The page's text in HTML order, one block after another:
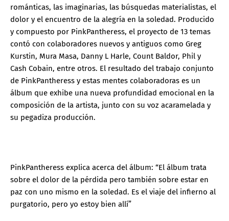
románticas, las imaginarias, las búsquedas materialistas, el
dolor y el encuentro de la alegría en la soledad. Producido
y compuesto por PinkPantheress, el proyecto de 13 temas
contó con colaboradores nuevos y antiguos como Greg
Kurstin, Mura Masa, Danny L Harle, Count Baldor, Phil y
Cash Cobain, entre otros. El resultado del trabajo conjunto
de PinkPantheress y estas mentes colaboradoras es un
álbum que exhibe una nueva profundidad emocional en la
composición de la artista, junto con su voz acaramelada y
su pegadiza producción.
PinkPantheress explica acerca del álbum: “El álbum trata
sobre el dolor de la pérdida pero también sobre estar en
paz con uno mismo en la soledad. Es el viaje del infierno al
purgatorio, pero yo estoy bien allí”